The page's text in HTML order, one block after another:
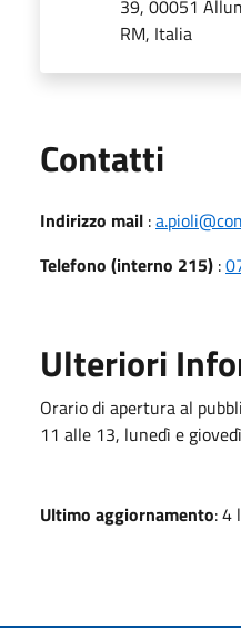
39, 00051
RM, Italia
Contatti
Indirizzo mail :
Telefono (interno 215) :
Ulteriori
Orario di apertura al
11 alle 13, lunedì e
Ultimo aggiornamento: 4